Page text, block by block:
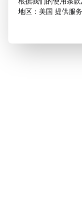
地区：美国 提供服务